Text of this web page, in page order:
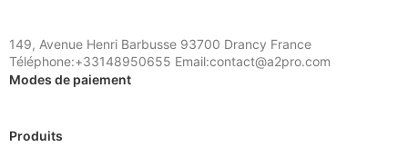
149, Avenue Henri Barbusse 93700 Drancy France
Téléphone:+33148950655 Email:contact@a2pro.com
Modes de paiement
Produits